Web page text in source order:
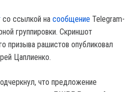
со ссылкой на сообщение Telegram-
группировки. Скриншот
призыва рашистов опубликовал
Цаплиенко.
что предложение